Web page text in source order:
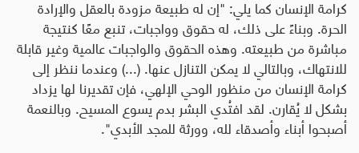
كرامة الإنسان كما يلي: "إن له طبيعة مزودة بالعقل والإرادة
الحرة. وبناءً على ذلك، له حقوق وواجبات، تنبع معًا كنتيجة
مباشرة من طبيعته. وهذه الحقوق والواجبات عالمية وغير قابلة
للانتهاك، وبالتالي لا يمكن التنازل عنها. (...) وعندما ننظر إلى
كرامة الإنسان من منظور الوحي الإلهي، فإن تقديرنا لها يزداد
بشكل لا يُقارن. لقد افتُدي البشر بدم يسوع المسيح. وبالنعمة
أصبحوا أبناء وأصدقاء لله، وورثة للمجد الأبدي".